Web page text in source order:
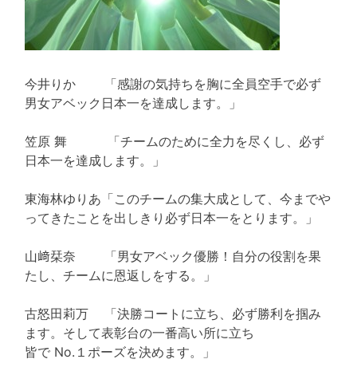
今井りか 「感謝の気持ちを胸に全員空手で必ず
男女アベック日本一を達成します。」
笠原 舞 「チームのために全力を尽くし、必ず
日本一を達成します。」
東海林ゆりあ「このチームの集大成として、今までや
ってきたことを出しきり必ず日本一をとります。」
山﨑栞奈 「男女アベック優勝！自分の役割を果
たし、チームに恩返しをする。」
古怒田莉万 「決勝コートに立ち、必ず勝利を掴み
ます。そして表彰台の一番高い所に立ち
皆で No.１ポーズを決めます。」